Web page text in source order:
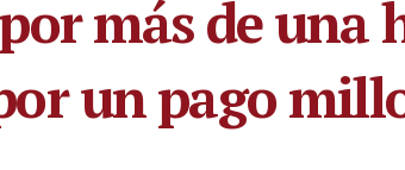
más de una
un pago